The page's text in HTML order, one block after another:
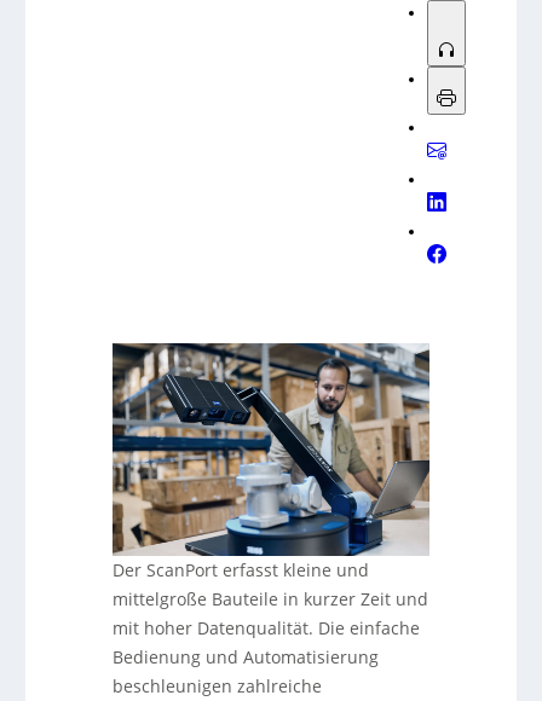
Der ScanPort erfasst kleine und
mittelgroße Bauteile in kurzer Zeit und
mit hoher Datenqualität. Die einfache
Bedienung und Automatisierung
beschleunigen zahlreiche